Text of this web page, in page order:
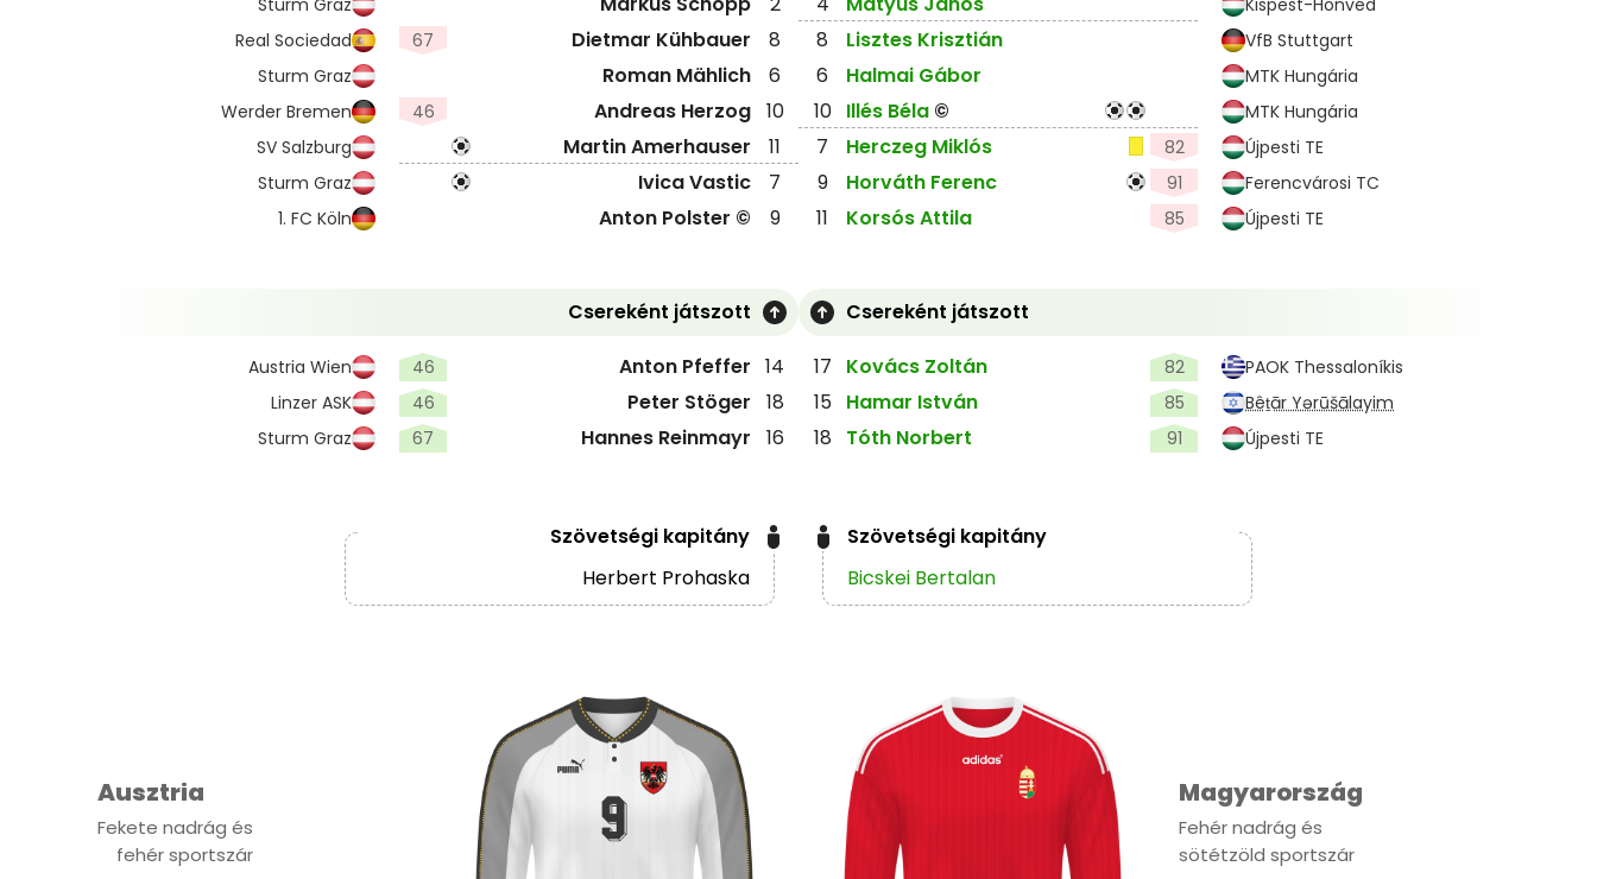
Sturm Graz
Real Sociedad
Sturm Graz
Werder Bremen
SV Salzburg
Sturm Graz
1. FC Köln
8
Dietmar Kühbauer
67
6
Roman Mählich
10
Andreas Herzog
46
11
Martin Amerhauser
7
Ivica Vastic
9
Anton Polster ©
Kispest-Honvéd
VfB Stuttgart
MTK Hungária
MTK Hungária
Újpesti TE
Ferencvárosi TC
Újpesti TE
8
Lisztes Krisztián
6
Halmai Gábor
10 Illés Béla ©
7
Herczeg Miklós 82
9 Horváth Ferenc 91
11 Korsós Attila 85
Austria Wien
Linzer ASK
Sturm Graz
Csereként játszott
14
Anton Pfeffer
46
18
Peter Stöger
46
16
Hannes Reinmayr
67
PAOK Thessaloníkis
Bêṯār Yərūšālayim
Újpesti TE
Csereként játszott
17
Kovács Zoltán 82
15 Hamar István 85
18 Tóth Norbert 91
Szövetségi kapitány
Herbert Prohaska
Szövetségi kapitány
Bicskei Bertalan
Ausztria
Fekete nadrág és
fehér sportszár
Magyarország
Fehér nadrág és
sötétzöld sportszár